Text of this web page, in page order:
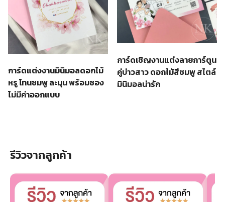
การ์ดแต่งงานมินิมอลดอกไม้
หรู โทนชมพู ละมุน พร้อมซอง
ไม่มีค่าออกแบบ
การ์ดเชิญงานแต่งลายการ์ตูน
คู่บ่าวสาว ดอกไม้สีชมพู สไตล์
มินิมอลน่ารัก
รีวิวจากลูกค้า